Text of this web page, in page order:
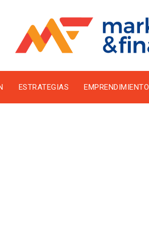
ESTRATEGIAS EMPRENDIMIENTO